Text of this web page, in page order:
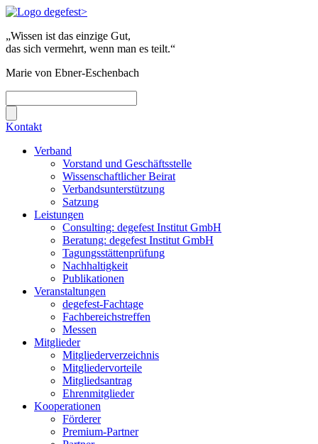
„Wissen ist das einzige Gut,
das sich vermehrt, wenn man es teilt.“
Marie von Ebner-Eschenbach
Kontakt
Verband
Vorstand und Geschäftsstelle
Wissenschaftlicher Beirat
Verbandsunterstützung
Satzung
Leistungen
Consulting: degefest Institut GmbH
Beratung: degefest Institut GmbH
Tagungsstättenprüfung
Nachhaltigkeit
Publikationen
Veranstaltungen
degefest-Fachtage
Fachbereichstreffen
Messen
Mitglieder
Mitgliederverzeichnis
Mitgliedervorteile
Mitgliedsantrag
Ehrenmitglieder
Kooperationen
Förderer
Premium-Partner